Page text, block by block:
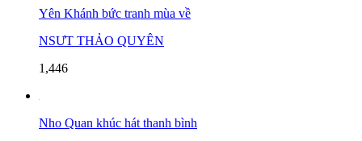
Yên Khánh bức tranh mùa về
NSƯT THẢO QUYÊN
1,446
Nho Quan khúc hát thanh bình